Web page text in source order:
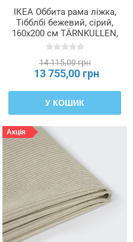
ІКЕА Оббита рама ліжка,
Тібблбі бежевий, сірий,
160x200 см TÄRNKULLEN,
995.692.05
14 115,00 грн
13 755,00 грн
У КОШИК
Акція